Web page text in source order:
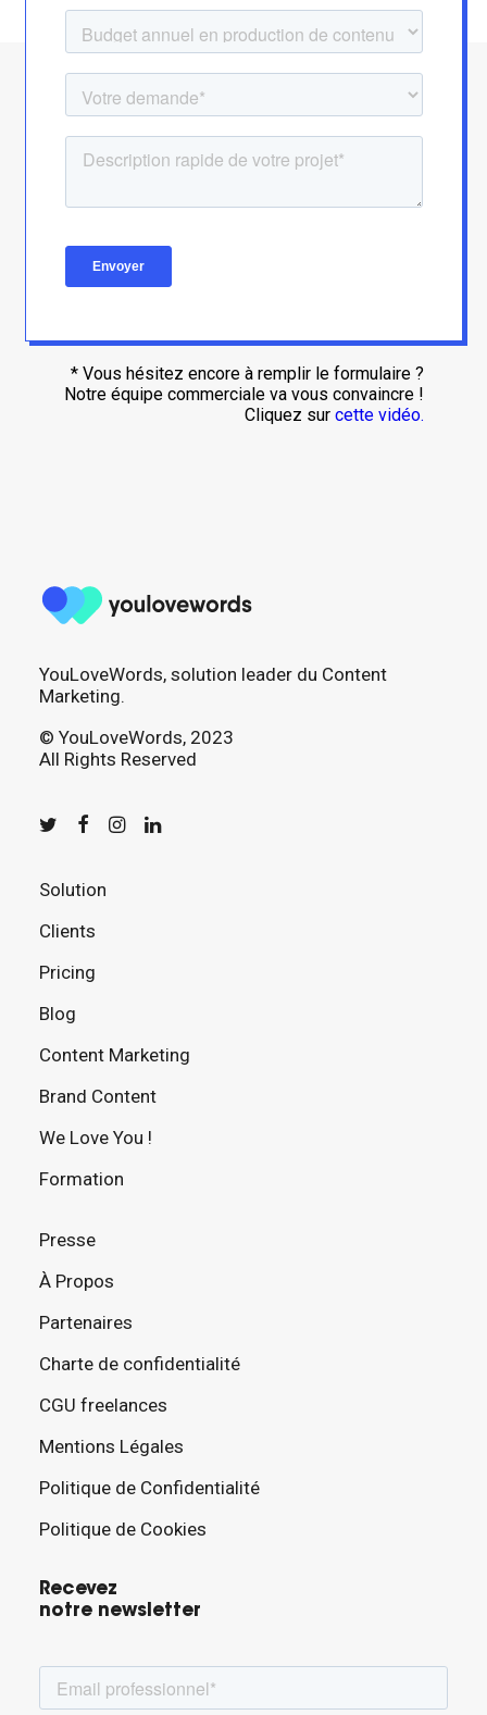
* Vous hésitez encore à remplir le formulaire ?
Notre équipe commerciale va vous convaincre !
Cliquez sur cette vidéo.
YouLoveWords, solution leader du Content
Marketing.
© YouLoveWords, 2023
All Rights Reserved
Solution
Clients
Pricing
Blog
Content Marketing
Brand Content
We Love You !
Formation
Presse
À Propos
Partenaires
Charte de confidentialité
CGU freelances
Mentions Légales
Politique de Confidentialité
Politique de Cookies
Recevez
notre newsletter